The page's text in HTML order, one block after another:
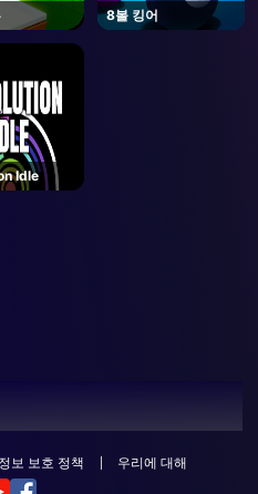
8볼 킹어
Idle
보 보호 정책 우리에 대해